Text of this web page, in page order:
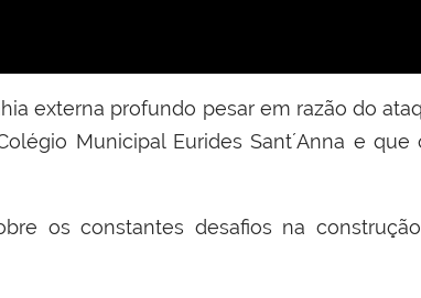
externa profundo pesar em razão do
Municipal Eurides Sant´Anna e
os constantes desafios na